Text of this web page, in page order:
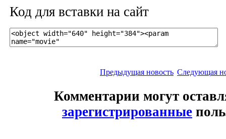
Код для вставки на сайт
Предыдущая новость Следующая
Комментарии могут
зарегистрированные